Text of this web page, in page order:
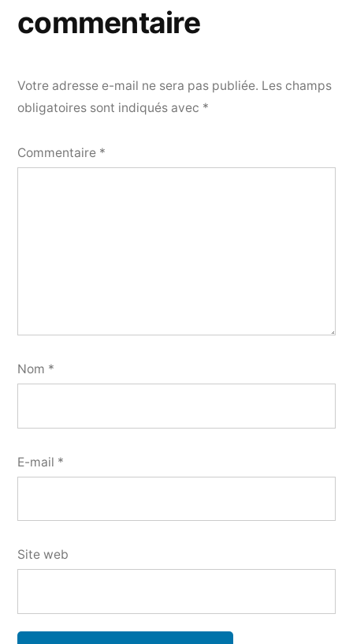
commentaire
Votre adresse e-mail ne sera pas publiée. Les champs
obligatoires sont indiqués avec *
Commentaire *
Nom *
E-mail *
Site web